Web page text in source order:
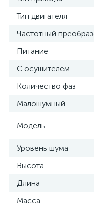
Тип двигателя
Частотный
Питание
С осушителем
Количество фаз
Малошумный
Модель
Уровень шума
Высота
Длина
Масса